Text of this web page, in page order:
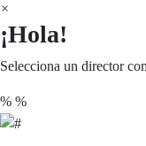
×
¡Hola!
Selecciona un director
% %